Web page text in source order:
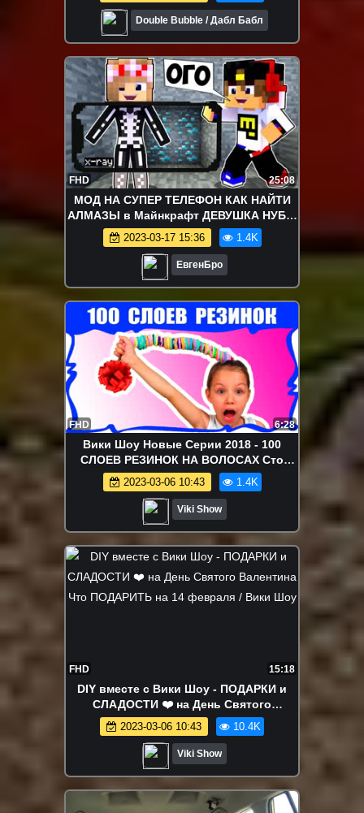
Double Bubble / Дабл Бабл
FHD 25:08
МОД НА СУПЕР ТЕЛЕФОН КАК НАЙТИ
АЛМАЗЫ в Майнкрафт ДЕВУШКА НУБ И
ПРО ВИДЕО ТРОЛЛИНГ Minecraft
2023-03-17 15:36 1.4K
ЕвгенБро
FHD 6:28
Вики Шоу Новые Серии 2018 - 100
СЛОЕВ РЕЗИНОК НА ВОЛОСАХ Сто
Слоев ЧЕЛЛЕНДЖ / Вики Шоу
2023-03-06 10:43 1.4K
Viki Show
FHD 15:18
DIY вместе с Вики Шоу - ПОДАРКИ и
СЛАДОСТИ ❤️ на День Святого
Валентина Что ПОДАРИТЬ на 14
февраля / Вики Шоу
2023-03-06 10:43 10.4K
Viki Show